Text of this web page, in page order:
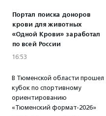
Портал поиска доноров
крови для животных
«Одной Крови» заработал
по всей России
16:53
В Тюменской области прошел
кубок по спортивному
ориентированию
«Тюменский формат-2026»